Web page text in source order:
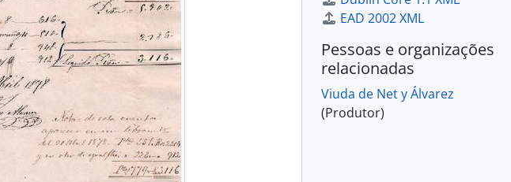
EAD 2002 XML
Pessoas e organizações
relacionadas
Viuda de Net y Álvarez
(Produtor)